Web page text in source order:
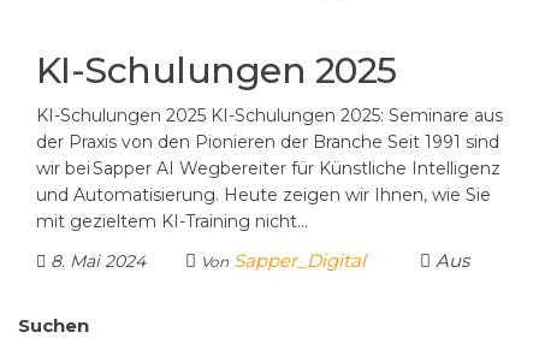
KI-Schulungen 2025
KI-Schulungen 2025 KI-Schulungen 2025: Seminare aus
der Praxis von den Pionieren der Branche Seit 1991 sind
wir bei Sapper AI Wegbereiter für Künstliche Intelligenz
und Automatisierung. Heute zeigen wir Ihnen, wie Sie
mit gezieltem KI-Training nicht…
8. Mai 2024
Von Sapper_Digital Aus
Suchen